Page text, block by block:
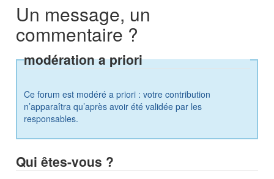
Un message, un
commentaire ?
modération a priori
Ce forum est modéré a priori : votre contribution
n’apparaîtra qu’après avoir été validée par les
responsables.
Qui êtes-vous ?